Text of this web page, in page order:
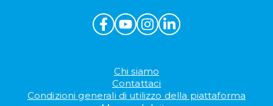
Chi siamo
Contattaci
Condizioni generali di utilizzo della piattaforma